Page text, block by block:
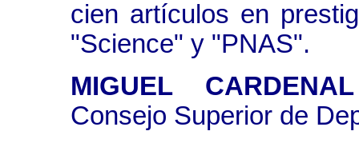
cien artículos en
"Science" y "PNAS".
MIGUEL
Consejo Superior de